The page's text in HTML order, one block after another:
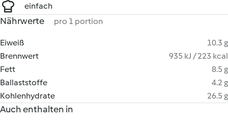
einfach
Nährwerte pro 1 portion
Eiweiß
10.3 g
Brennwert
935 kJ / 223 kcal
Fett
8.5 g
Ballaststoffe
4.2 g
Kohlenhydrate
26.5 g
Auch enthalten in